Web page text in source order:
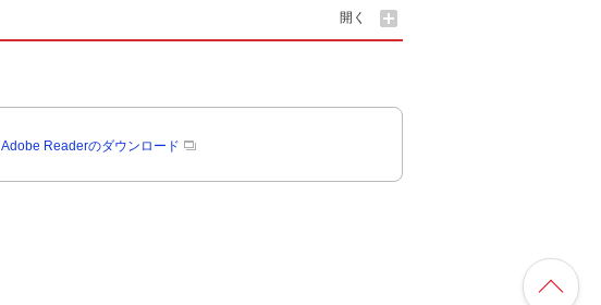
開く
Adobe Readerのダウンロード